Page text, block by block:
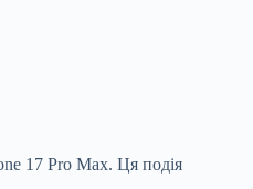
17 Pro Max. Ця подія